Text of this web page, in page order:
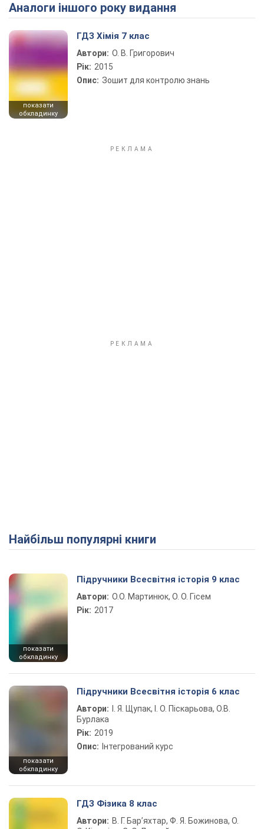
Play Video
Аналоги іншого року видання
показати
обкладинку
ГДЗ Хімія 7 клас
Автори: О. В. Григорович
Рік: 2015
Опис: Зошит для контролю знань
Найбільш популярні книги
показати
обкладинку
Підручники Всесвітня історія 9 клас
Автори: О.О. Мартинюк, О. О. Гісем
Рік: 2017
показати
обкладинку
Підручники Всесвітня історія 6 клас
Автори:
І. Я. Щупак, І. О. Піскарьова, О.В.
Бурлака
Рік: 2019
Опис: Інтегрований курс
ГДЗ Фізика 8 клас
Автори: В. Г. Бар’яхтар, Ф. Я. Божинова, О.